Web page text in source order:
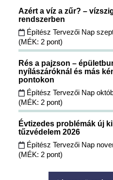
Azért a víz a zűr? –
rendszerben
Építész Tervezői Nap
(MÉK: 2 pont)
Rés a pajzson –
nyílászáróknál és más
pontokon
Építész Tervezői Nap
(MÉK: 2 pont)
Évtizedes problémák új
tűzvédelem 2026
Építész Tervezői Nap
(MÉK: 2 pont)